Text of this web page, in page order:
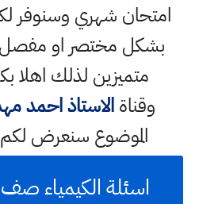
امتحان شهري وسنوفر
بشكل مختصر او
متميزين لذلك اهلا
وقناةالاستاذ احمد
الموضوع سنعرض
اسئلة الكيمياء